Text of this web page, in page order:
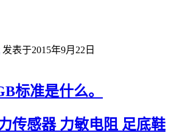
发表于2015年9月22日
标准是什么。
传感器 力敏电阻 足底鞋